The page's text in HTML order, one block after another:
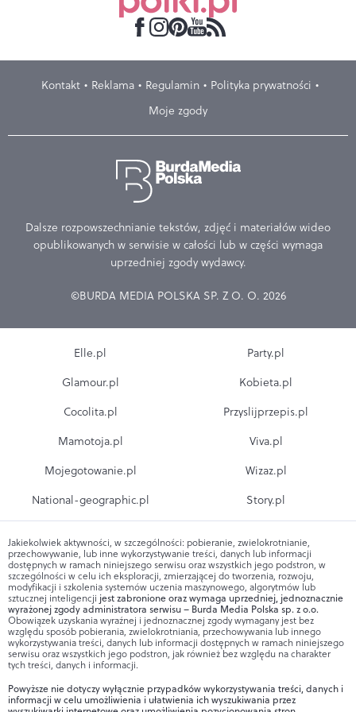
Kontakt Reklama Regulamin
Polityka prywatności
Moje zgody
Dalsze rozpowszechnianie tekstów, zdjęć i materiałów wideo
opublikowanych w serwisie w całości lub w części wymaga
uprzedniej zgody wydawcy.
©BURDA MEDIA POLSKA SP. Z O. O. 2026
Elle.pl
Glamour.pl
Cocolita.pl
Mamotoja.pl
Mojegotowanie.pl
National-geographic.pl
Party.pl
Kobieta.pl
Przyslijprzepis.pl
Viva.pl
Wizaz.pl
Story.pl
Jakiekolwiek aktywności, w szczególności: pobieranie, zwielokrotnianie,
przechowywanie, lub inne wykorzystywanie treści, danych lub informacji
dostępnych w ramach niniejszego serwisu oraz wszystkich jego podstron, w
szczególności w celu ich eksploracji, zmierzającej do tworzenia, rozwoju,
modyfikacji i szkolenia systemów uczenia maszynowego, algorytmów lub
sztucznej inteligencji jest zabronione oraz wymaga uprzedniej, jednoznacznie
wyrażonej zgody administratora serwisu – Burda Media Polska sp. z o.o.
Obowiązek uzyskania wyraźnej i jednoznacznej zgody wymagany jest bez
względu sposób pobierania, zwielokrotniania, przechowywania lub innego
wykorzystywania treści, danych lub informacji dostępnych w ramach niniejszego
serwisu oraz wszystkich jego podstron, jak również bez względu na charakter
tych treści, danych i informacji.
Powyższe nie dotyczy wyłącznie przypadków wykorzystywania treści, danych i
informacji w celu umożliwienia i ułatwienia ich wyszukiwania przez